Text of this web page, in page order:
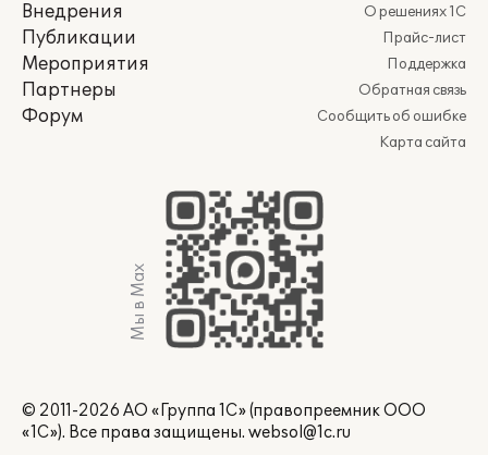
Внедрения
Публикации
Мероприятия
Партнеры
Форум
О решениях 1С
Прайс-лист
Поддержка
Обратная связь
Сообщить об ошибке
Карта сайта
Мы в Max
© 2011-2026 АО «Группа 1С» (правопреемник ООО
«1С»). Все права защищены. websol@1c.ru